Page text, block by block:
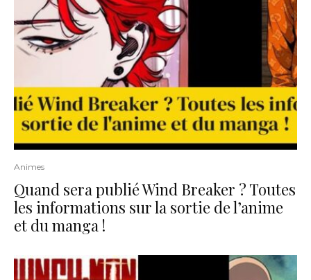
Animes
Quand sera publié Wind Breaker ? Toutes
les informations sur la sortie de l’anime
et du manga !